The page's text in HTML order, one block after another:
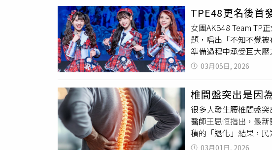
人習慣以小指抵住手
僵硬、腫脹，甚至在
證實，過度使用電子
關鍵在於「改變習慣
與手指的伸展運動，
支撐手機，以減輕手
估，透過正確治療與
TPE48更名後首
女團AKB48 Team TP
題，唱出「不知不覺
準備過程中承受巨大
AKB48 Team TP正式
都擔心營養不良。提
得我好像快死了。」
到，只是你自己沒察
復。TPE48成員們自
別節目《WE ARE我
大、25歲的劉曉晴則
太激烈就會水腫，目前
03月05日, 2026
椎間盤突出是因
很多人發生腰椎間盤
醫師王思恒指出，最
積的「退化」結果，
室」發文，引述發表
03月01日, 2026